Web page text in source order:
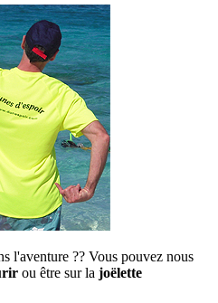
l'aventure ?? Vous pouvez nous
ou être sur la joëlette